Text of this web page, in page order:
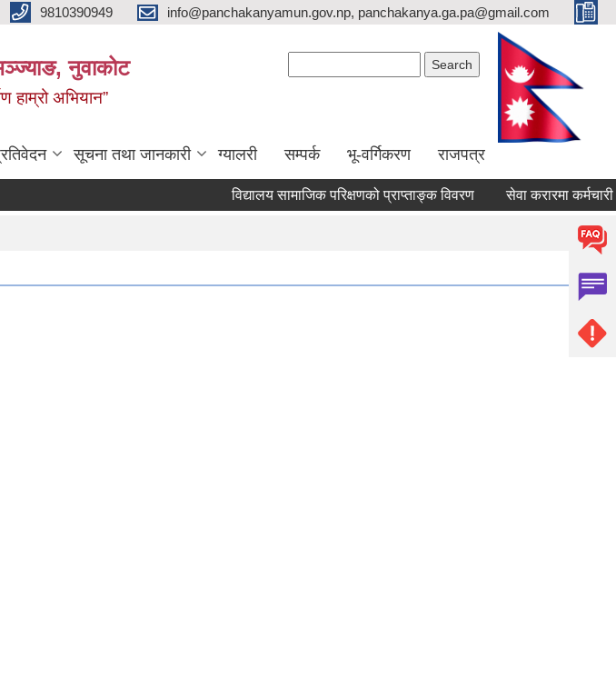
9810390949 info@panchakanyamun.gov.np, panchakanya.ga.pa@gmail.com
नुवाकोट
हाम्रो अभियान”
सूचना तथा जानकारी ग्यालरी सम्पर्क भू-वर्गिकरण राजपत्र
विद्यालय सामाजिक परिक्षणको प्राप्ताङ्क विवरण सेवा करारमा कर्मचारी